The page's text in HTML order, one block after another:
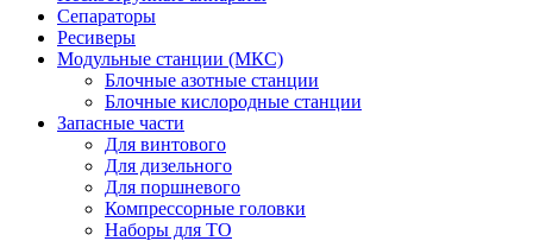
Сепараторы
Ресиверы
Модульные станции (МКС)
Блочные азотные станции
Блочные кислородные станции
Запасные части
Для винтового
Для дизельного
Для поршневого
Компрессорные головки
Наборы для ТО